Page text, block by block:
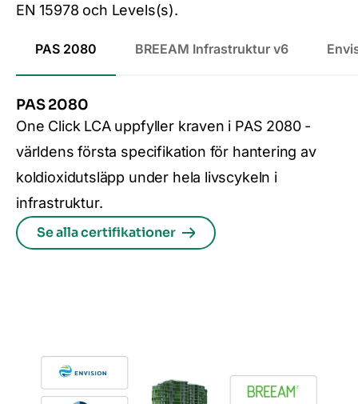
EN 15978 och Levels(s).
PAS 2080 BREEAM Infrastruktur v6
PAS 2080
One Click LCA uppfyller kraven i PAS 2080 -
världens första specifikation för hantering av
koldioxidutsläpp under hela livscykeln i
infrastruktur.
Se alla certifikationer